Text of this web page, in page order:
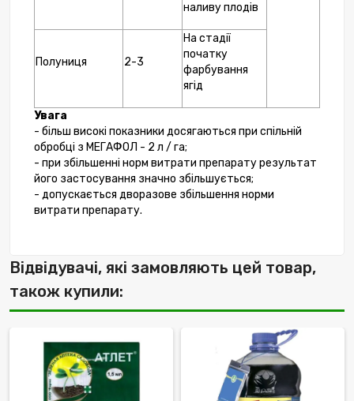
наливу плодів
Полуниця 2-3
На стадії
початку
фарбування
ягід
Увага
- більш високі показники досягаються при спільній
обробці з МЕГАФОЛ - 2 л / га;
- при збільшенні норм витрати препарату результат
його застосування значно збільшується;
- допускається дворазове збільшення норми
витрати препарату.
Відвідувачі, які замовляють цей товар,
також купили: